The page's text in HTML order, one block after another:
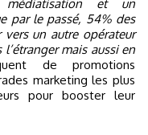
et un
par le passé, 54% des
un autre opérateur
mais aussi en
de promotions
marketing les plus
pour booster leur